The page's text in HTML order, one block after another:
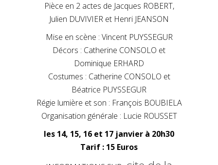
Pièce en 2 actes de Jacques ROBERT,
Julien DUVIVIER et Henri JEANSON
Mise en scène : Vincent PUYSSEGUR
Décors : Catherine CONSOLO et
Dominique ERHARD
Costumes : Catherine CONSOLO et
Béatrice PUYSSEGUR
Régie lumière et son : François BOUBIELA
Organisation générale : Lucie ROUSSET
les 14, 15, 16 et 17 janvier à 20h30
Tarif : 15 Euros